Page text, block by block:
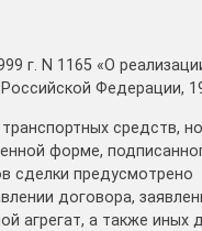
г. N 1165 «О
Федерации,
средств,
форме,
сделки предусмотрено
договора,
агрегат, а также иных